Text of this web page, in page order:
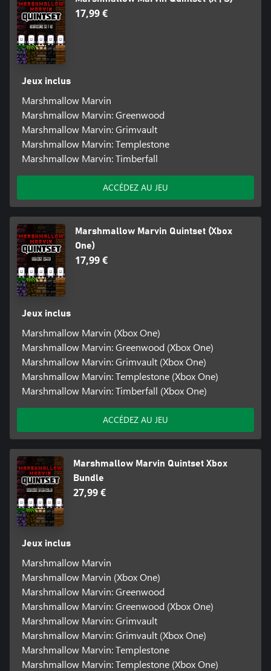
17,99 €
Jeux inclus
Marshmallow Marvin
Marshmallow Marvin: Greenwood
Marshmallow Marvin: Grimvault
Marshmallow Marvin: Templestone
Marshmallow Marvin: Timberfall
ACCÉDEZ AU JEU
Marshmallow Marvin Quintset (Xbox
One)
17,99 €
Jeux inclus
Marshmallow Marvin (Xbox One)
Marshmallow Marvin: Greenwood (Xbox One)
Marshmallow Marvin: Grimvault (Xbox One)
Marshmallow Marvin: Templestone (Xbox One)
Marshmallow Marvin: Timberfall (Xbox One)
ACCÉDEZ AU JEU
Marshmallow Marvin Quintset Xbox
Bundle
27,99 €
Jeux inclus
Marshmallow Marvin
Marshmallow Marvin (Xbox One)
Marshmallow Marvin: Greenwood
Marshmallow Marvin: Greenwood (Xbox One)
Marshmallow Marvin: Grimvault
Marshmallow Marvin: Grimvault (Xbox One)
Marshmallow Marvin: Templestone
Marshmallow Marvin: Templestone (Xbox One)